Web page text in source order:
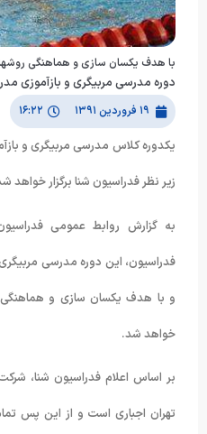
با هدف یکسان سازی و هماهنگی
دوره مدرسی مربیگری و بازآموزی
۱۹ فروردین ۱۳۹۱ ۱۶:۲۲
یکدوره کلاس مدرسی مربیگری و
زیر نظر فدراسیون شنا برگزار خواهد
به گزارش روابط عمومی
فدراسیون، این دوره مدرسی مربیگری
و با هدف یکسان سازی و هماهنگی
خواهد شد.
بر اساس اعلام فدراسیون شنا،
تهران اجباری است و از این پس